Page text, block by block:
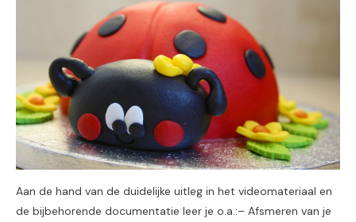
Aan de hand van de duidelijke uitleg in het videomateriaal en
de bijbehorende documentatie leer je o.a.:– Afsmeren van je